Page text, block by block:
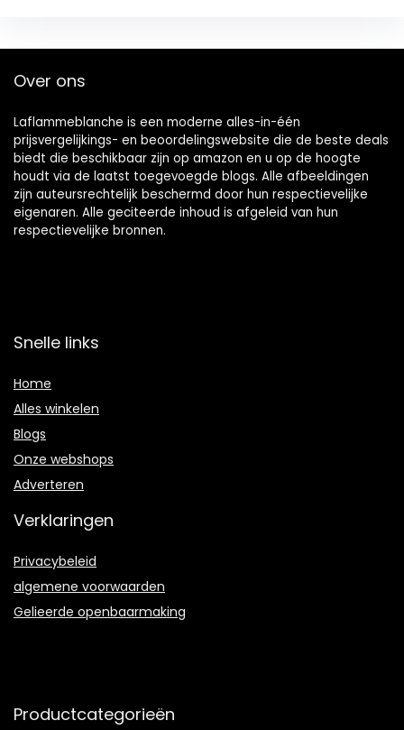
Over ons
Laflammeblanche is een moderne alles-in-één
prijsvergelijkings- en beoordelingswebsite die de beste deals
biedt die beschikbaar zijn op amazon en u op de hoogte
houdt via de laatst toegevoegde blogs. Alle afbeeldingen
zijn auteursrechtelijk beschermd door hun respectievelijke
eigenaren. Alle geciteerde inhoud is afgeleid van hun
respectievelijke bronnen.
Snelle links
Home
Alles winkelen
Blogs
Onze webshops
Adverteren
Verklaringen
Privacybeleid
algemene voorwaarden
Gelieerde openbaarmaking
Productcategorieën